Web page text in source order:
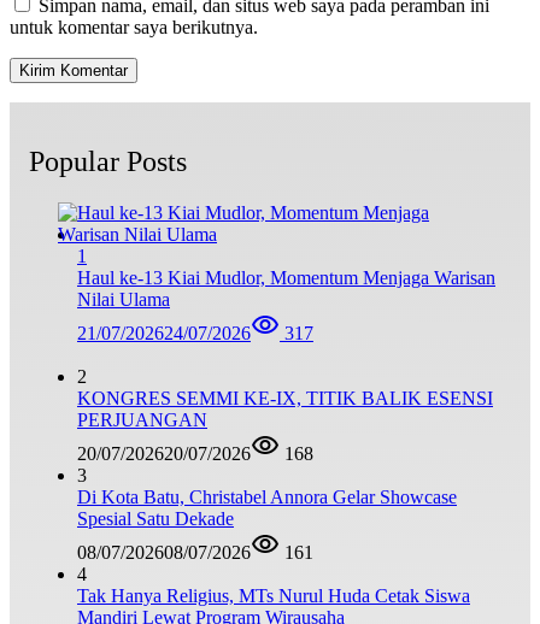
Simpan nama, email, dan situs web saya pada peramban ini
untuk komentar saya berikutnya.
Popular Posts
1
Haul ke-13 Kiai Mudlor, Momentum Menjaga Warisan
Nilai Ulama
21/07/202624/07/2026 317
2
KONGRES SEMMI KE-IX, TITIK BALIK ESENSI
PERJUANGAN
20/07/202620/07/2026
168
3
Di Kota Batu, Christabel Annora Gelar Showcase
Spesial Satu Dekade
08/07/202608/07/2026
161
4
Tak Hanya Religius, MTs Nurul Huda Cetak Siswa
Mandiri Lewat Program Wirausaha